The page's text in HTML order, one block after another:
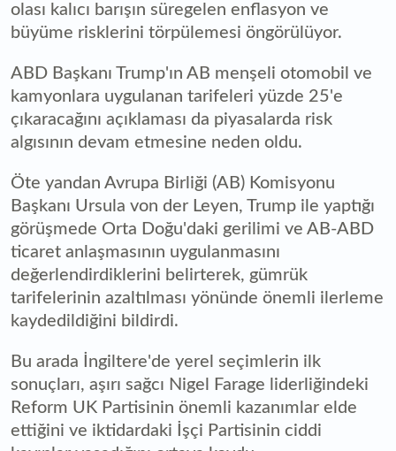
olası kalıcı barışın süregelen enflasyon ve
büyüme risklerini törpülemesi öngörülüyor.
ABD Başkanı Trump'ın AB menşeli otomobil ve
kamyonlara uygulanan tarifeleri yüzde 25'e
çıkaracağını açıklaması da piyasalarda risk
algısının devam etmesine neden oldu.
Öte yandan Avrupa Birliği (AB) Komisyonu
Başkanı Ursula von der Leyen, Trump ile yaptığı
görüşmede Orta Doğu'daki gerilimi ve AB-ABD
ticaret anlaşmasının uygulanmasını
değerlendirdiklerini belirterek, gümrük
tarifelerinin azaltılması yönünde önemli ilerleme
kaydedildiğini bildirdi.
Bu arada İngiltere'de yerel seçimlerin ilk
sonuçları, aşırı sağcı Nigel Farage liderliğindeki
Reform UK Partisinin önemli kazanımlar elde
ettiğini ve iktidardaki İşçi Partisinin ciddi